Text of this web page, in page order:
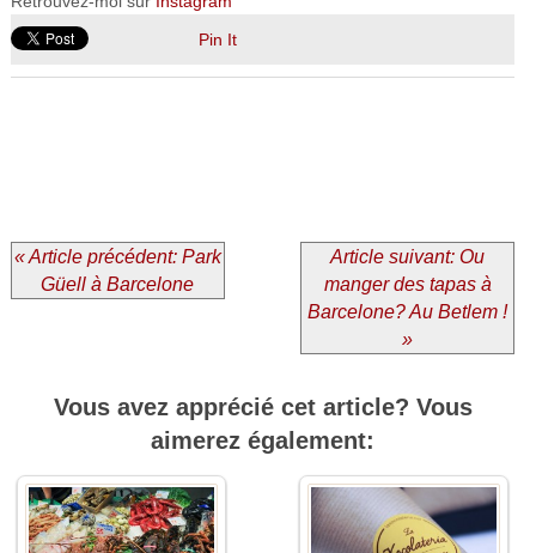
Pin It
« Article précédent: Park
Güell à Barcelone
Article suivant: Ou
manger des tapas à
Barcelone? Au Betlem !
»
Vous avez apprécié cet article? Vous
aimerez également: